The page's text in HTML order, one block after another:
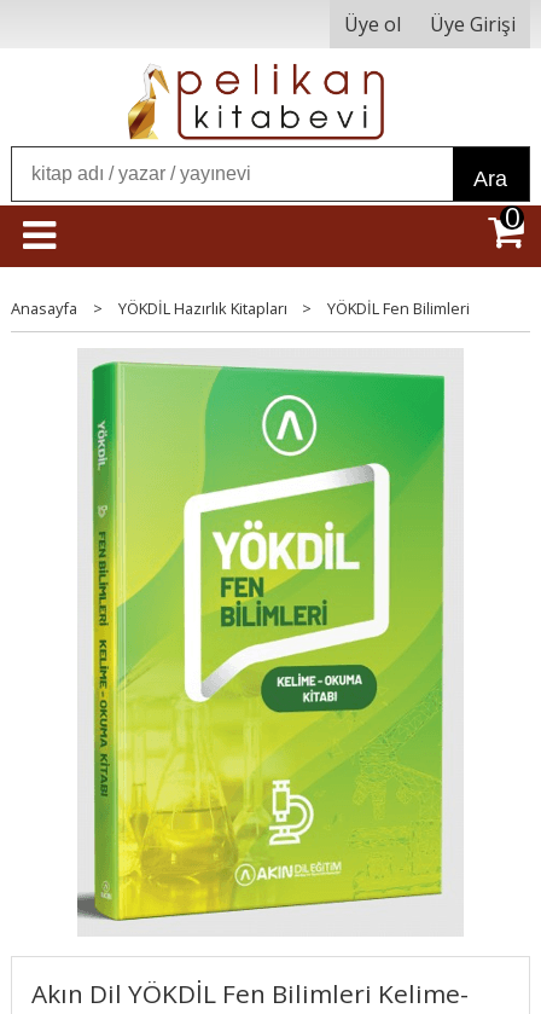
Üye ol Üye Girişi
Ara
0
Anasayfa > YÖKDİL Hazırlık Kitapları > YÖKDİL Fen Bilimleri
Akın Dil YÖKDİL Fen Bilimleri Kelime-